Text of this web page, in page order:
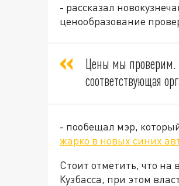
- рассказал
ценообразование
Цены мы проверим.
соответствующая
- пообещал мэр,
жарко в новых синих
Стоит отметить, что на
Кузбасса, при этом